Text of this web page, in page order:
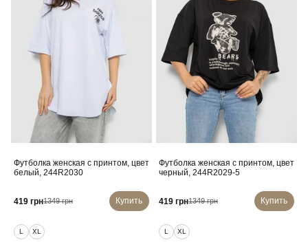
Футболка женская с принтом, цвет
белый, 244R2030
419 грн1349 грн Купить
L XL
Футболка женская с принтом, цвет
черный, 244R2029-5
419 грн1349 грн Купить
L XL